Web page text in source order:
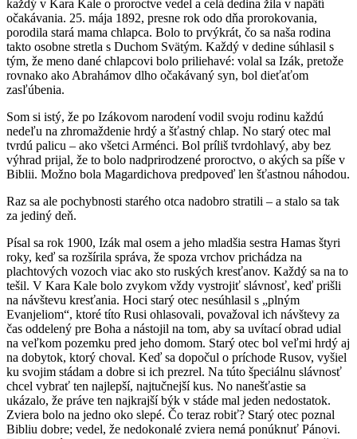
každý v Kara Kale o proroctve vedel a celá dedina žila v napätí
očakávania. 25. mája 1892, presne rok odo dňa prorokovania,
porodila stará mama chlapca. Bolo to prvýkrát, čo sa naša rodina
takto osobne stretla s Duchom Svätým. Každý v dedine súhlasil s
tým, že meno dané chlapcovi bolo priliehavé: volal sa Izák, pretože
rovnako ako Abrahámov dlho očakávaný syn, bol dieťaťom
zasľúbenia.
Som si istý, že po Izákovom narodení vodil svoju rodinu každú
nedeľu na zhromaždenie hrdý a šťastný chlap. No starý otec mal
tvrdú palicu – ako všetci Arménci. Bol príliš tvrdohlavý, aby bez
výhrad prijal, že to bolo nadprirodzené proroctvo, o akých sa píše v
Biblii. Možno bola Magardichova predpoveď len šťastnou náhodou.
Raz sa ale pochybnosti starého otca nadobro stratili – a stalo sa tak
za jediný deň.
Písal sa rok 1900, Izák mal osem a jeho mladšia sestra Hamas štyri
roky, keď sa rozšírila správa, že spoza vrchov prichádza na
plachtových vozoch viac ako sto ruských kresťanov. Každý sa na to
tešil. V Kara Kale bolo zvykom vždy vystrojiť slávnosť, keď prišli
na návštevu kresťania. Hoci starý otec nesúhlasil s „plným
Evanjeliom“, ktoré títo Rusi ohlasovali, považoval ich návštevy za
čas oddelený pre Boha a nástojil na tom, aby sa uvítací obrad udial
na veľkom pozemku pred jeho domom. Starý otec bol veľmi hrdý aj
na dobytok, ktorý choval. Keď sa dopočul o príchode Rusov, vyšiel
ku svojim stádam a dobre si ich prezrel. Na túto špeciálnu slávnosť
chcel vybrať ten najlepší, najtučnejší kus. No nanešťastie sa
ukázalo, že práve ten najkrajší býk v stáde mal jeden nedostatok.
Zviera bolo na jedno oko slepé. Čo teraz robiť? Starý otec poznal
Bibliu dobre; vedel, že nedokonalé zviera nemá ponúknuť Pánovi.